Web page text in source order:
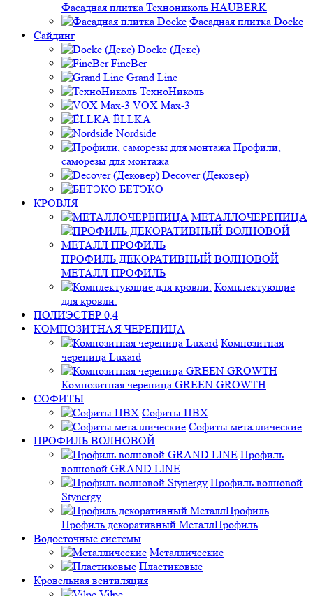
Фасадная плитка Технониколь HAUBERK
Фасадная плитка Docke
Сайдинг
Docke (Деке)
FineBer
Grand Line
ТехноНиколь
VOX Max-3
ЁLLKA
Nordside
Профили,
саморезы для монтажа
Decover (Дековер)
БЕТЭКО
КРОВЛЯ
МЕТАЛЛОЧЕРЕПИЦА
ПРОФИЛЬ ДЕКОРАТИВНЫЙ ВОЛНОВОЙ
МЕТАЛЛ ПРОФИЛЬ
Комплектующие
для кровли.
ПОЛИЭСТЕР 0,4
КОМПОЗИТНАЯ ЧЕРЕПИЦА
Композитная
черепица Luxard
Композитная черепица GREEN GROWTH
СОФИТЫ
Софиты ПВХ
Софиты металлические
ПРОФИЛЬ ВОЛНОВОЙ
Профиль
волновой GRAND LINE
Профиль волновой
Stynergy
Профиль декоративный МеталлПрофиль
Водосточные системы
Металлические
Пластиковые
Кровельная вентиляция